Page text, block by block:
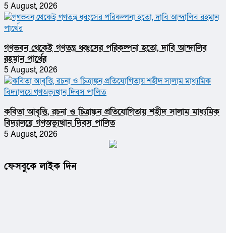
5 August, 2026
গণভবন থেকেই গণতন্ত্র ধ্বংসের পরিকল্পনা হতো, দাবি আন্দালিব
রহমান পার্থের
5 August, 2026
কবিতা আবৃত্তি, রচনা ও চিত্রাঙ্কন প্রতিযোগিতায় শহীদ সালাম মাধ্যমিক
বিদ্যালয়ে গণঅভ্যুত্থান দিবস পালিত
5 August, 2026
ফেসবুকে লাইক দিন